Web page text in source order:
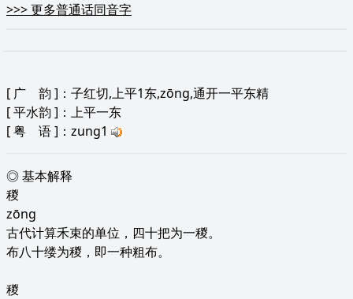
>>>更多普通话同音字
[ 广 韵 ]：子红切,上平1东,zōng,通开一平东精
[平水韵 ]：上平一东
[粤 语]：zung1
◎ 基本解释
稯
zōng
古代计算禾束的单位，四十把为一稯。
布八十缕为稯，即一种粗布。
稯